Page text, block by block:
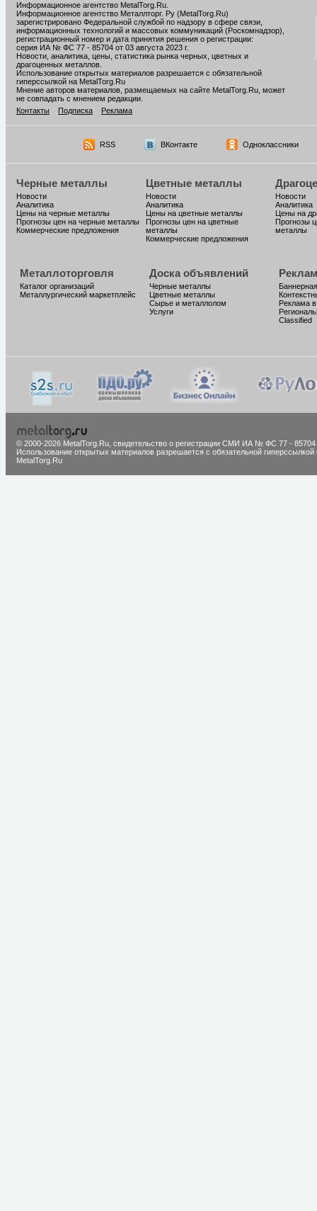
Информационное агентство MetalTorg.Ru
Информационное агентство Металлторг. Ру (MetalTorg.Ru)
зарегистрировано Федеральной службой по надзору в сфере связи,
информационных технологий и массовых коммуникаций (Роскомнадзор),
регистрационный номер и дата принятия решения о регистрации:
серия ИА № ФС 77 - 85704 от 03 августа 2023 г.
Новости, аналитика, цены, статистика рынка черных, цветных и
драгоценных металлов.
Использование открытых материалов разрешается с обязательной
гиперссылкой на MetalTorg.Ru
Мнение авторов материалов, размещаемых на сайте MetalTorg.Ru, может
не совпадать с мнением редакции.
Контакты
Подписка Реклама
RSS ВКонтакте Одноклассники
Черные металлы
Новости
Аналитика
Цены на черные металлы
Прогнозы цен на черные металлы
Коммерческие предложения
Цветные металлы
Новости
Аналитика
Цены на цветные металлы
Прогнозы цен на цветные
металлы
Коммерческие предложения
Новости
Аналитика
Цены на
Прогнозы
металлы
Металлоторговля
Каталог организаций
Металлургический маркетплейс
Доска объявлений
Черные металлы
Цветные металлы
Сырье и металлолом
Услуги
Реклама
Classified
© 2000-2026 MetalTorg.Ru, cвидетельство о регистрации СМИ ИА № ФС 77 - 85704
Использование открытых материалов разрешается с обязательной гиперссылкой
MetalTorg.Ru